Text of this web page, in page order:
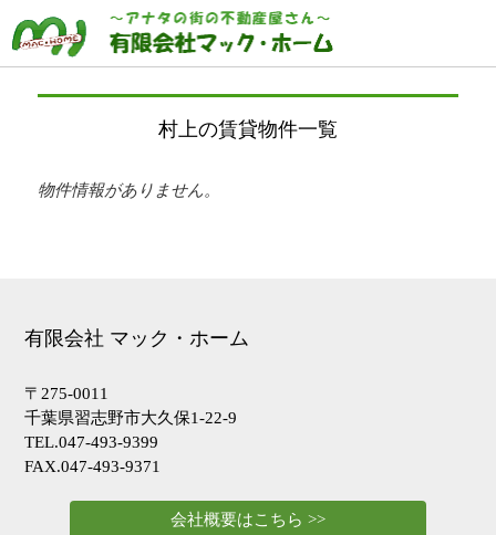
トップページ
選ばれる理由 REASONS
村上の賃貸物件一覧
物件情報がありません。
有限会社 マック・ホーム
〒275-0011
千葉県習志野市大久保1-22-9
TEL.047-493-9399
FAX.047-493-9371
会社概要はこちら >>